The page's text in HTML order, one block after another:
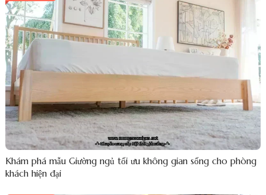
Khám phá mẫu Giường ngủ tối ưu không gian sống cho phòng
khách hiện đại